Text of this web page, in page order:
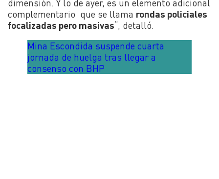
dimensión. Y lo de ayer, es un elemento adicional
complementario que se llama rondas policiales
focalizadas pero masivas“, detalló.
Mina Escondida suspende cuarta
jornada de huelga tras llegar a
consenso con BHP